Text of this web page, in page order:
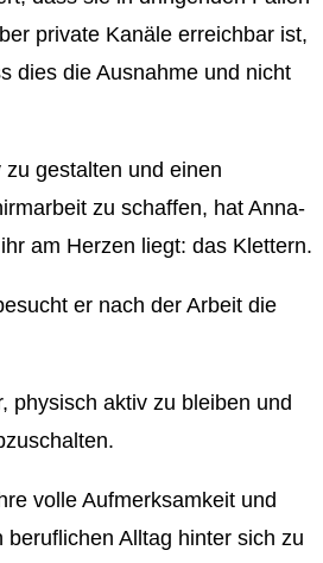
private Kanäle erreichbar ist,
dies die Ausnahme und nicht
gestalten und einen
zu schaffen, hat Anna-
am Herzen liegt: das Klettern.
er nach der Arbeit die
physisch aktiv zu bleiben und
volle Aufmerksamkeit und
beruflichen Alltag hinter sich zu